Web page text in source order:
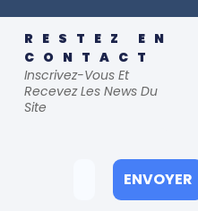
RESTEZ EN
CONTACT
Inscrivez-Vous Et
Recevez Les News Du
Site